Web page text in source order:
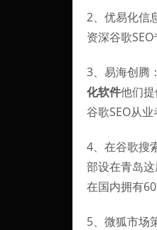
2、优易化信
资深谷歌
3、易海创腾
化软件他们
谷歌SEO从
4、在谷歌搜
部设在青岛
在国内拥有
5、微狐市场